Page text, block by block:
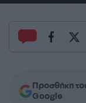
Προσθήκη
Google